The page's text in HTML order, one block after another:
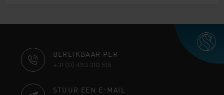
CONTACT
INFORMATIE
BEREIKBAAR PER
+31 (0) 493 310 515
STUUR EEN E-MAIL